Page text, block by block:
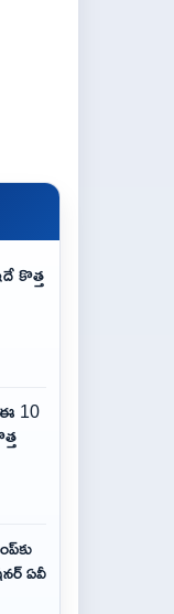
కొత్త
10
ఏవీ